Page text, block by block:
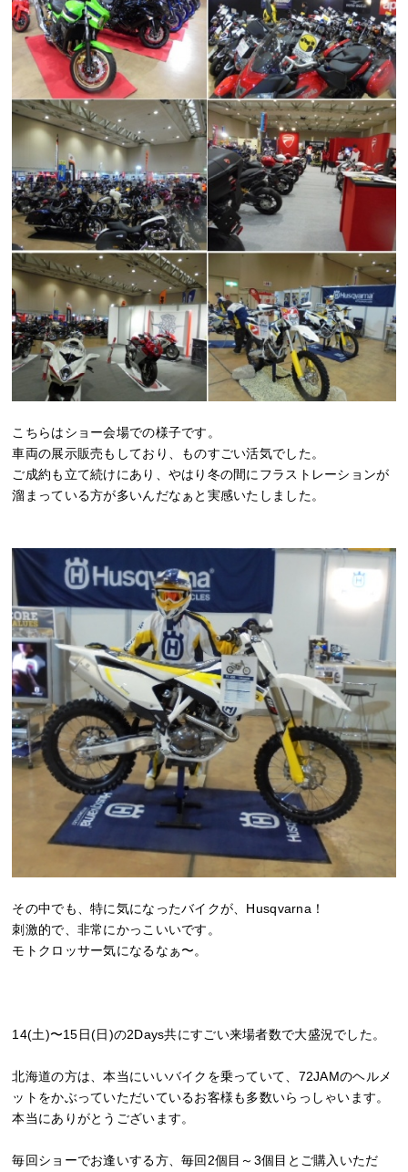
こちらはショー会場での様子です。
車両の展示販売もしており、ものすごい活気でした。
ご成約も立て続けにあり、やはり冬の間にフラストレーションが
溜まっている方が多いんだなぁと実感いたしました。
その中でも、特に気になったバイクが、Husqvarna！
刺激的で、非常にかっこいいです。
モトクロッサー気になるなぁ〜。
14(土)〜15日(日)の2Days共にすごい来場者数で大盛況でした。
北海道の方は、本当にいいバイクを乗っていて、72JAMのヘルメ
ットをかぶっていただいているお客様も多数いらっしゃいます。
本当にありがとうございます。
毎回ショーでお逢いする方、毎回2個目～3個目とご購入いただ